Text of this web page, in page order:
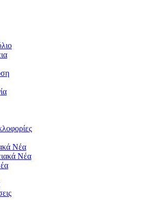
Νέα
Νέα